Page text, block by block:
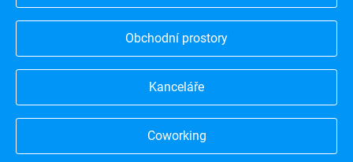
Obchodní prostory
Kanceláře
Coworking